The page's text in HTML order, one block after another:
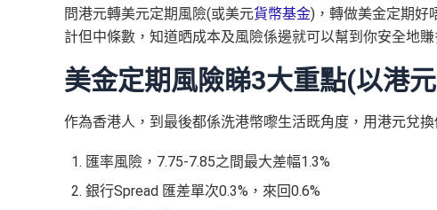
問港元轉美元定期風險(或美元貨幣基金)，轉做美金定期好
計但中條數，知道晒成本及風險係邊就可以幫到你安全地賺
美金定期風險睇3大重點(以港
作為香港人，到最後都係洗港幣嚟生活既角度，用港元兌
匯率風險，7.75-7.85之間最大差幅1.3%
銀行Spread 匯差單次0.3%，來回0.6%